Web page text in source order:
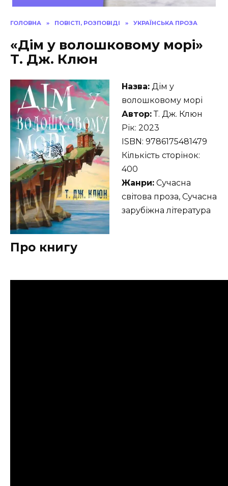
ГОЛОВНА » ПОВІСТІ, РОЗПОВІДІ » УКРАЇНСЬКА ПРОЗА
«Дім у волошковому морі»
Т. Дж. Клюн
Назва: Дім у
волошковому морі
Автор:Т. Дж. Клюн
Рік: 2023
ISBN: 9786175481479
Кількість сторінок:
400
Жанри: Сучасна
світова проза, Сучасна
зарубіжна література
Про книгу